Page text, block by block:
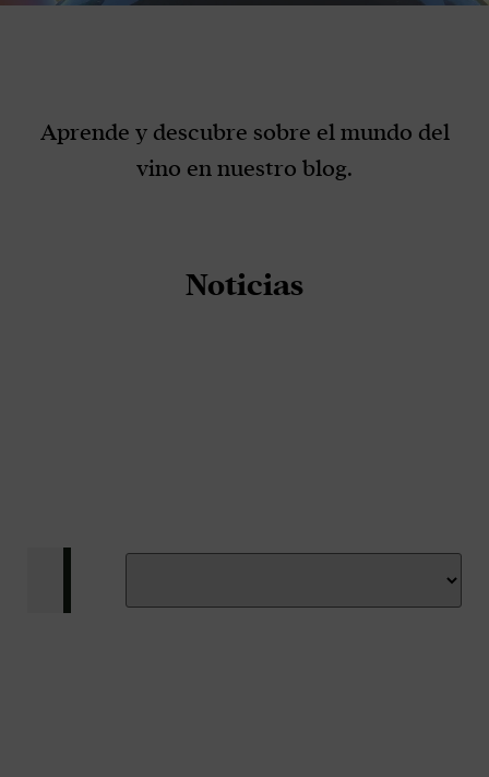
Aprende y descubre sobre el mundo del
vino en nuestro blog.
Noticias